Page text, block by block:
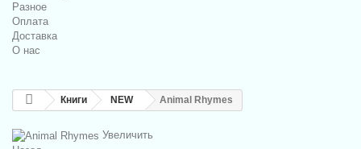
Разное
Оплата
Доставка
О нас
Книги NEW Animal Rhymes
Увеличить